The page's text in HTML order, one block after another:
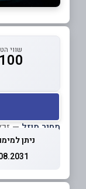
שווי
100
מחיר מוזל — זכאות עד 5
ניתן